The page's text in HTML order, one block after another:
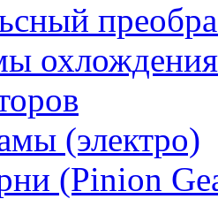
охлождения
(электро)
(Pinion